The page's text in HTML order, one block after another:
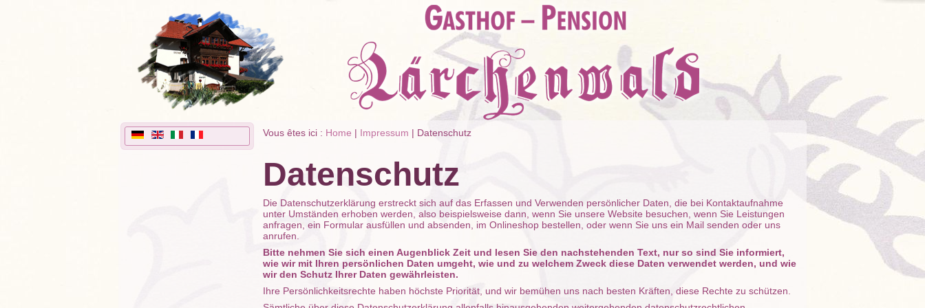
Vous êtes ici : Home | Impressum | Datenschutz
Datenschutz
Die Datenschutzerklärung erstreckt sich auf das Erfassen und Verwenden persönlicher Daten, die bei Kontaktaufnahme
unter Umständen erhoben werden, also beispielsweise dann, wenn Sie unsere Website besuchen, wenn Sie Leistungen
anfragen, ein Formular ausfüllen und absenden, im Onlineshop bestellen, oder wenn Sie uns ein Mail senden oder uns
anrufen.
Bitte nehmen Sie sich einen Augenblick Zeit und lesen Sie den nachstehenden Text, nur so sind Sie informiert,
wie wir mit Ihren persönlichen Daten umgeht, wie und zu welchem Zweck diese Daten verwendet werden, und wie
wir den Schutz Ihrer Daten gewährleisten.
Ihre Persönlichkeitsrechte haben höchste Priorität, und wir bemühen uns nach besten Kräften, diese Rechte zu schützen.